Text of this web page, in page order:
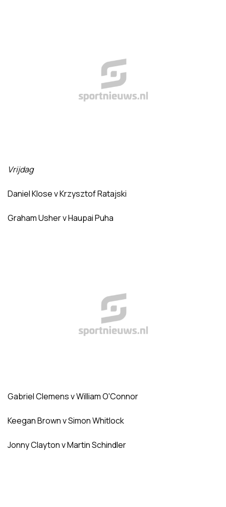
Vrijdag
Daniel Klose v Krzysztof Ratajski
Graham Usher v Haupai Puha
Gabriel Clemens v William O'Connor
Keegan Brown v Simon Whitlock
Jonny Clayton v Martin Schindler